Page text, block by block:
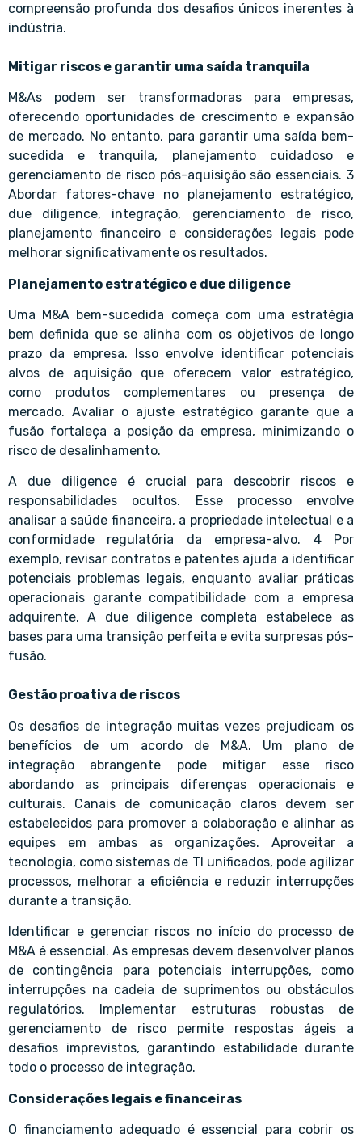
compreensão profunda dos desafios únicos inerentes à
indústria.
Mitigar riscos e garantir uma saída tranquila
M&As podem ser transformadoras para empresas,
oferecendo oportunidades de crescimento e expansão
de mercado. No entanto, para garantir uma saída bem-
sucedida e tranquila, planejamento cuidadoso e
gerenciamento de risco pós-aquisição são essenciais. 3
Abordar fatores-chave no planejamento estratégico,
due diligence, integração, gerenciamento de risco,
planejamento financeiro e considerações legais pode
melhorar significativamente os resultados.
Planejamento estratégico e due diligence
Uma M&A bem-sucedida começa com uma estratégia
bem definida que se alinha com os objetivos de longo
prazo da empresa. Isso envolve identificar potenciais
alvos de aquisição que oferecem valor estratégico,
como produtos complementares ou presença de
mercado. Avaliar o ajuste estratégico garante que a
fusão fortaleça a posição da empresa, minimizando o
risco de desalinhamento.
A due diligence é crucial para descobrir riscos e
responsabilidades ocultos. Esse processo envolve
analisar a saúde financeira, a propriedade intelectual e a
conformidade regulatória da empresa-alvo. 4 Por
exemplo, revisar contratos e patentes ajuda a identificar
potenciais problemas legais, enquanto avaliar práticas
operacionais garante compatibilidade com a empresa
adquirente. A due diligence completa estabelece as
bases para uma transição perfeita e evita surpresas pós-
fusão.
Gestão proativa de riscos
Os desafios de integração muitas vezes prejudicam os
benefícios de um acordo de M&A. Um plano de
integração abrangente pode mitigar esse risco
abordando as principais diferenças operacionais e
culturais. Canais de comunicação claros devem ser
estabelecidos para promover a colaboração e alinhar as
equipes em ambas as organizações. Aproveitar a
tecnologia, como sistemas de TI unificados, pode agilizar
processos, melhorar a eficiência e reduzir interrupções
durante a transição.
Identificar e gerenciar riscos no início do processo de
M&A é essencial. As empresas devem desenvolver planos
de contingência para potenciais interrupções, como
interrupções na cadeia de suprimentos ou obstáculos
regulatórios. Implementar estruturas robustas de
gerenciamento de risco permite respostas ágeis a
desafios imprevistos, garantindo estabilidade durante
todo o processo de integração.
Considerações legais e financeiras
O financiamento adequado é essencial para cobrir os